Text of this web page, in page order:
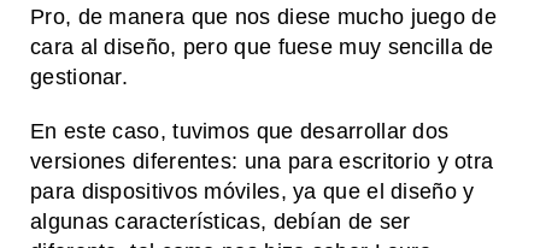
Pro, de manera que nos diese mucho juego de
cara al diseño, pero que fuese muy sencilla de
gestionar.
En este caso, tuvimos que desarrollar dos
versiones diferentes: una para escritorio y otra
para dispositivos móviles, ya que el diseño y
algunas características, debían de ser